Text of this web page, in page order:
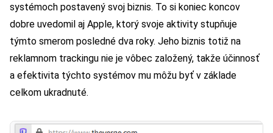
systémoch postavený svoj biznis. To si koniec koncov
dobre uvedomil aj Apple, ktorý svoje aktivity stupňuje
týmto smerom posledné dva roky. Jeho biznis totiž na
reklamnom trackingu nie je vôbec založený, takže účinnosť
a efektivita týchto systémov mu môžu byť v základe
celkom ukradnuté.